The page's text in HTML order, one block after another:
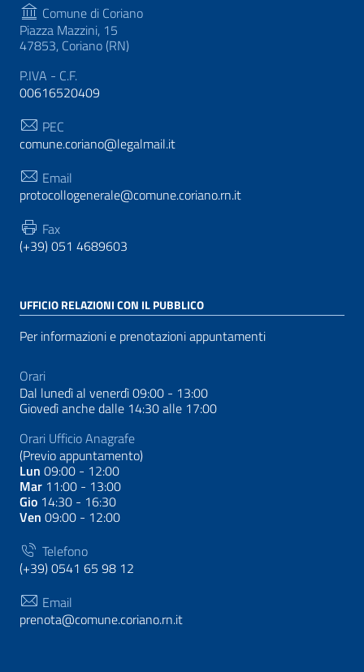
Comune di Coriano
Piazza Mazzini, 15
47853, Coriano (RN)
P.IVA - C.F.
00616520409
PEC
comune.coriano@legalmail.it
Email
protocollogenerale@comune.coriano.rn.it
Fax
(+39) 051 4689603
UFFICIO RELAZIONI CON IL PUBBLICO
Per informazioni e prenotazioni appuntamenti
Orari
Dal lunedì al venerdì 09:00 - 13:00
Giovedì anche dalle 14:30 alle 17:00
Orari Ufficio Anagrafe
(Previo appuntamento)
Lun 09:00 - 12:00
Mar 11:00 - 13:00
Gio 14:30 - 16:30
Ven 09:00 - 12:00
Telefono
(+39) 0541 65 98 12
Email
prenota@comune.coriano.rn.it